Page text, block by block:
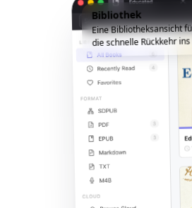
Bibliothek
Eine Bibliotheksansicht
die schnelle Rückkehr